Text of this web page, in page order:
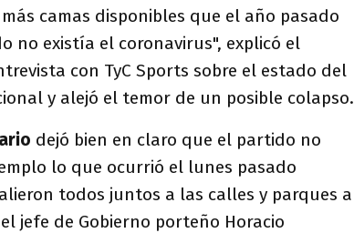
más camas disponibles que el año pasado
no existía el coronavirus", explicó el
con TyC Sports sobre el estado del
y alejó el temor de un posible colapso.
dejó bien en claro que el partido no
lo que ocurrió el lunes pasado
todos juntos a las calles y parques a
jefe de Gobierno porteño Horacio